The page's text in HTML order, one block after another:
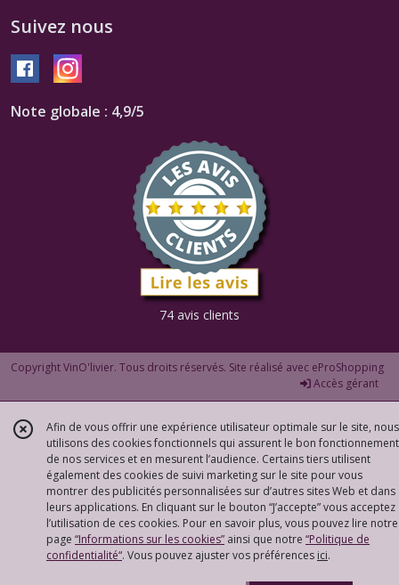
Suivez nous
Note globale : 4,9/5
74 avis clients
Copyright VinO'livier. Tous droits réservés. Site réalisé avec eProShopping
Accès gérant
Afin de vous offrir une expérience utilisateur optimale sur le site, nous
utilisons des cookies fonctionnels qui assurent le bon fonctionnement
de nos services et en mesurent l’audience. Certains tiers utilisent
également des cookies de suivi marketing sur le site pour vous
montrer des publicités personnalisées sur d’autres sites Web et dans
leurs applications. En cliquant sur le bouton “J’accepte” vous acceptez
l’utilisation de ces cookies. Pour en savoir plus, vous pouvez lire notre
page “Informations sur les cookies” ainsi que notre “Politique de
confidentialité“. Vous pouvez ajuster vos préférences ici.